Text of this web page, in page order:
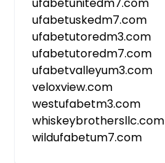
ufabetuskedm7.com
ufabetutoredm3.com
ufabetutoredm7.com
ufabetvalleyum3.com
veloxview.com
westufabetm3.com
whiskeybrothersllc.com
wildufabetum7.com